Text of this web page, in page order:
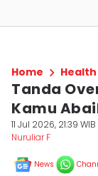
Home Health
Tanda
Kamu
11 Jul 2026, 21:39 WIB
Nuruliar F
News